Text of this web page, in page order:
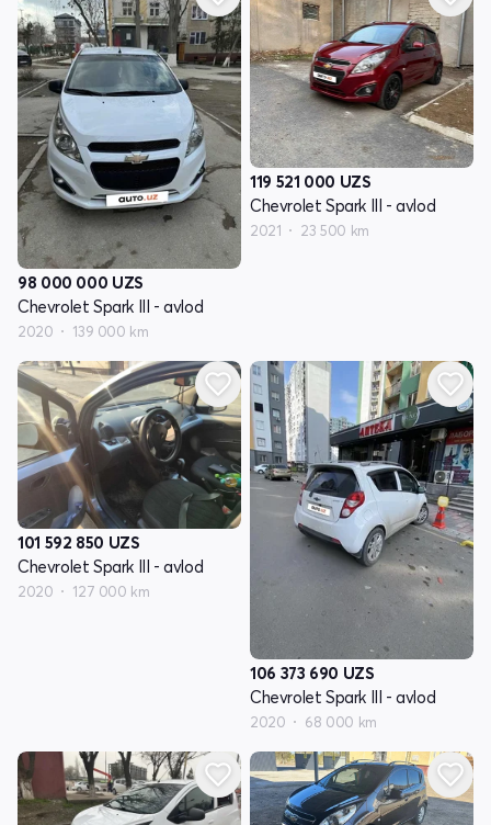
98 000 000 UZS
Chevrolet Spark III - avlod
2020 139 000 km
119 521 000 UZS
Chevrolet Spark III - avlod
2021 23 500 km
101 592 850 UZS
Chevrolet Spark III - avlod
2020 127 000 km
106 373 690 UZS
Chevrolet Spark III - avlod
2020 68 000 km